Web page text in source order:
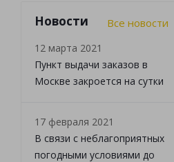
Новости Все новости
12 марта 2021
Пункт выдачи заказов в
Москве закроется на сутки
17 февраля 2021
В связи с неблагоприятных
погодными условиями до